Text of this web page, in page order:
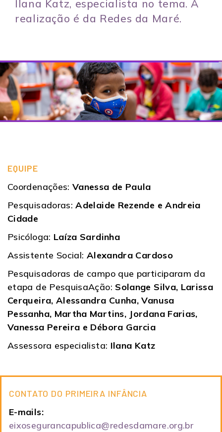
Ilana Katz, especialista no tema. A
realização é da Redes da Maré.
EQUIPE
Coordenações:Vanessa de Paula
Pesquisadoras:Adelaide Rezende e Andreia
Cidade
Psicóloga: Laíza Sardinha
Assistente Social: Alexandra Cardoso
Pesquisadoras de campo que participaram da
etapa de PesquisaAção: Solange Silva, Larissa
Cerqueira, Alessandra Cunha, Vanusa
Pessanha, Martha Martins, Jordana Farias,
Vanessa Pereira e Débora Garcia
Assessora especialista: Ilana Katz
CONTATO DO PRIMEIRA INFÂNCIA
E-mails:
eixosegurancapublica@redesdamare.org.br